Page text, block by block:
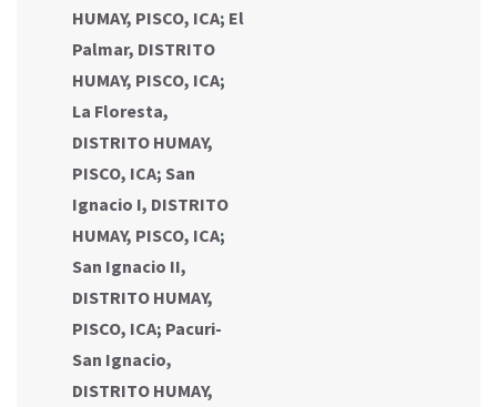
HUMAY, PISCO, ICA; El
Palmar, DISTRITO
HUMAY, PISCO, ICA;
La Floresta,
DISTRITO HUMAY,
PISCO, ICA; San
Ignacio I, DISTRITO
HUMAY, PISCO, ICA;
San Ignacio II,
DISTRITO HUMAY,
PISCO, ICA; Pacuri-
San Ignacio,
DISTRITO HUMAY,